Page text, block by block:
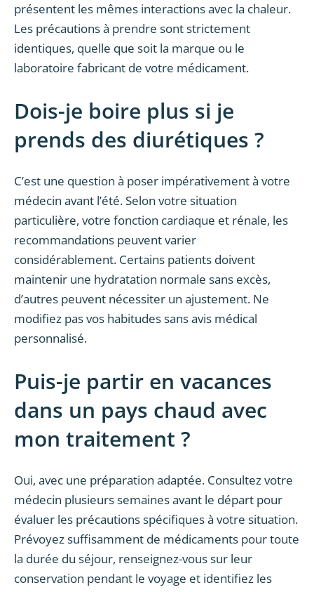
présentent les mêmes interactions avec la chaleur.
Les précautions à prendre sont strictement
identiques, quelle que soit la marque ou le
laboratoire fabricant de votre médicament.
Dois-je boire plus si je
prends des diurétiques ?
C’est une question à poser impérativement à votre
médecin avant l’été. Selon votre situation
particulière, votre fonction cardiaque et rénale, les
recommandations peuvent varier
considérablement. Certains patients doivent
maintenir une hydratation normale sans excès,
d’autres peuvent nécessiter un ajustement. Ne
modifiez pas vos habitudes sans avis médical
personnalisé.
Puis-je partir en vacances
dans un pays chaud avec
mon traitement ?
Oui, avec une préparation adaptée. Consultez votre
médecin plusieurs semaines avant le départ pour
évaluer les précautions spécifiques à votre situation.
Prévoyez suffisamment de médicaments pour toute
la durée du séjour, renseignez-vous sur leur
conservation pendant le voyage et identifiez les